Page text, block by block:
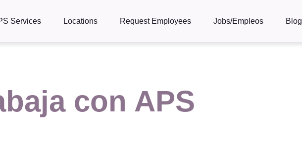
Services Locations Request Employees Jobs/Empleos Blog
con APS